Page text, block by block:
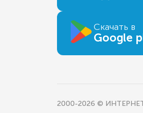
Скачать в
Google
2000-2026 ©